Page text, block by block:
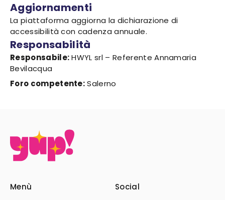
Aggiornamenti
La piattaforma aggiorna la dichiarazione di
accessibilità con cadenza annuale.
Responsabilità
Responsabile:HWYL srl – Referente Annamaria
Bevilacqua
Foro competente:Salerno
Menù
Social